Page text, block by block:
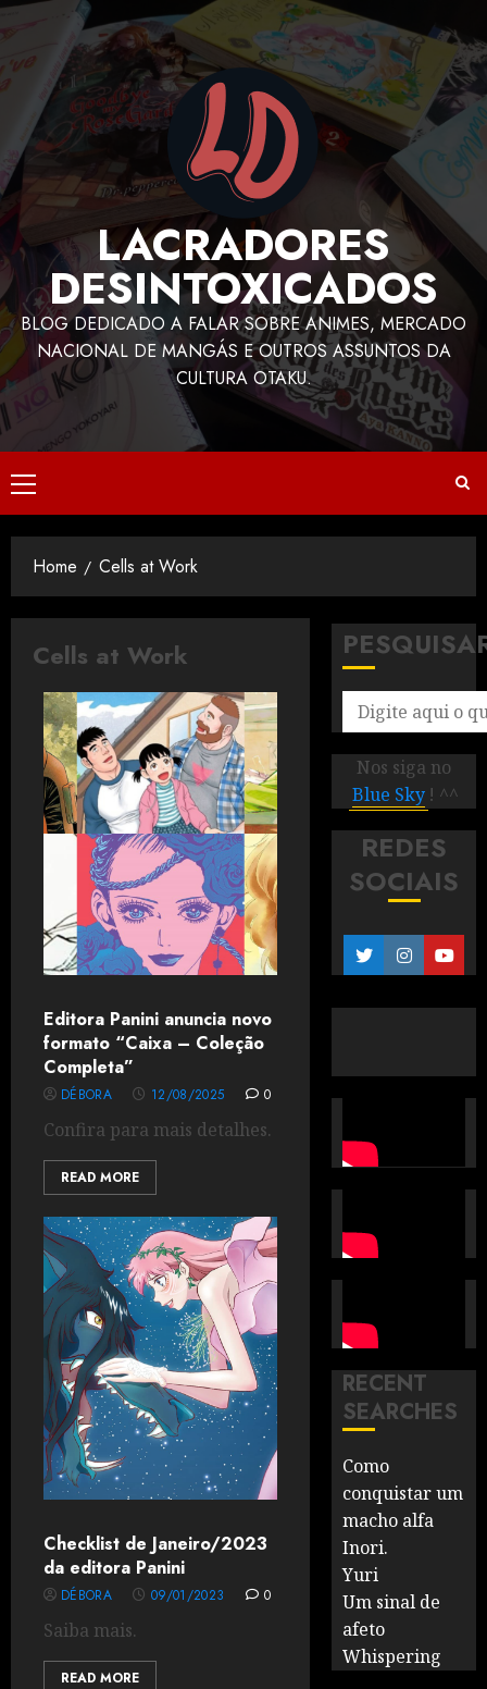
LACRADORES
DESINTOXICADOS
BLOG DEDICADO A FALAR SOBRE ANIMES, MERCADO
NACIONAL DE MANGÁS E OUTROS ASSUNTOS DA
CULTURA OTAKU.
Home Cells at Work
Cells at Work
Editora Panini anuncia novo
formato “Caixa – Coleção
Completa”
DÉBORA 12/08/2025 0
Confira para mais detalhes.
READ MORE
Checklist de Janeiro/2023
da editora Panini
DÉBORA 09/01/2023 0
Saiba mais.
READ MORE
Nos siga no
Blue Sky ! ^^
REDES
SOCIAIS
RECENT
SEARCHES
Como
conquistar um
macho alfa
Inori.
Yuri
Um sinal de
afeto
Whispering